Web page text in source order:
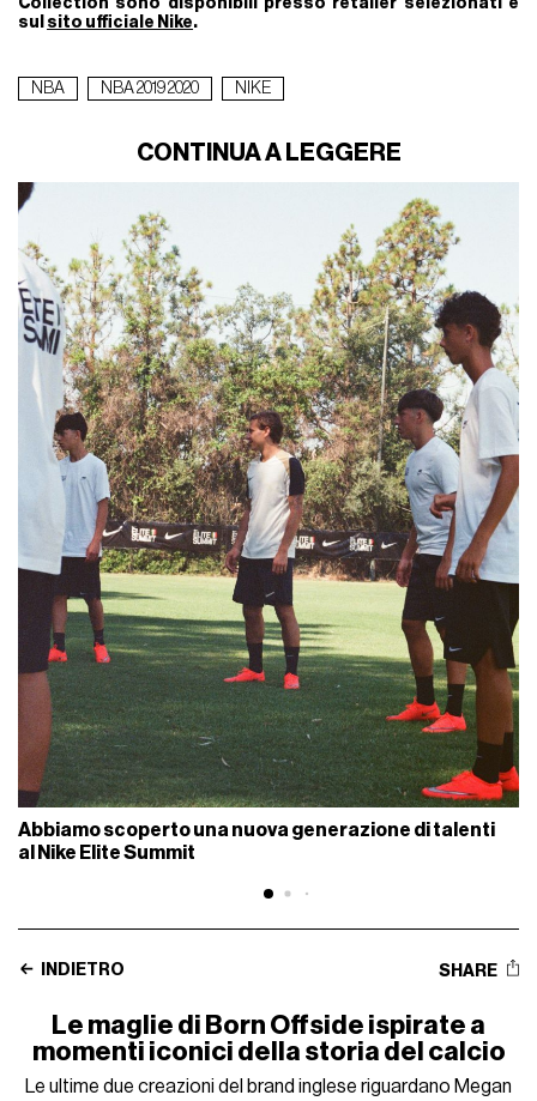
sul sito ufficiale Nike.
NBA NBA 2019 2020 NIKE
CONTINUA A LEGGERE
Abbiamo scoperto una nuova generazione di talenti
al Nike Elite Summit
INDIETRO SHARE
Le maglie di Born Offside ispirate a
momenti iconici della storia del calcio
Le ultime due creazioni del brand inglese riguardano Megan